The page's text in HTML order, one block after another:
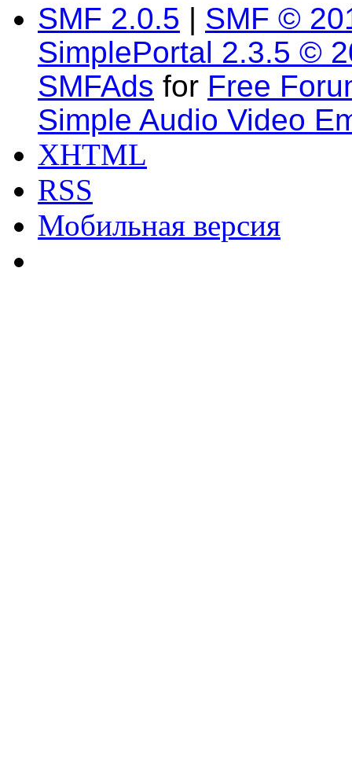
SMF 2.0.5 | SMF ©
SimplePortal 2.3.5 ©
SMFAds for Free
Simple Audio Video
XHTML
RSS
Мобильная версия